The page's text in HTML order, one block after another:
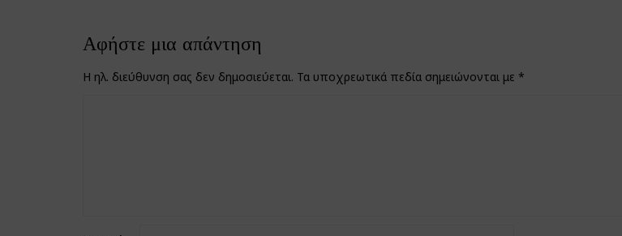
Αφήστε μια απάντηση
Η ηλ. διεύθυνση σας δεν δημοσιεύεται. Τα υποχρεωτικά πεδία σημειώνονται με *